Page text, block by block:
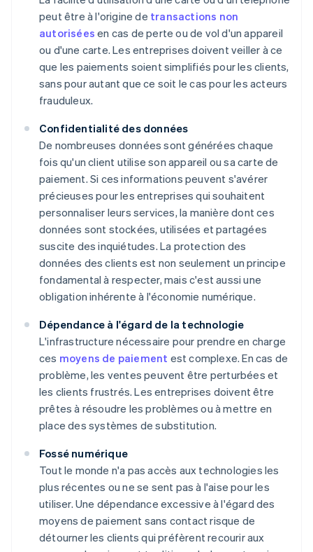
peut être à l'origine de transactions non
autorisées en cas de perte ou de vol d'un appareil
ou d'une carte. Les entreprises doivent veiller à ce
que les paiements soient simplifiés pour les clients,
sans pour autant que ce soit le cas pour les acteurs
frauduleux.
Confidentialité des données
De nombreuses données sont générées chaque
fois qu'un client utilise son appareil ou sa carte de
paiement. Si ces informations peuvent s'avérer
précieuses pour les entreprises qui souhaitent
personnaliser leurs services, la manière dont ces
données sont stockées, utilisées et partagées
suscite des inquiétudes. La protection des
données des clients est non seulement un principe
fondamental à respecter, mais c'est aussi une
obligation inhérente à l'économie numérique.
Dépendance à l'égard de la technologie
L'infrastructure nécessaire pour prendre en charge
ces moyens de paiement est complexe. En cas de
problème, les ventes peuvent être perturbées et
les clients frustrés. Les entreprises doivent être
prêtes à résoudre les problèmes ou à mettre en
place des systèmes de substitution.
Fossé numérique
Tout le monde n'a pas accès aux technologies les
plus récentes ou ne se sent pas à l'aise pour les
utiliser. Une dépendance excessive à l'égard des
moyens de paiement sans contact risque de
détourner les clients qui préfèrent recourir aux